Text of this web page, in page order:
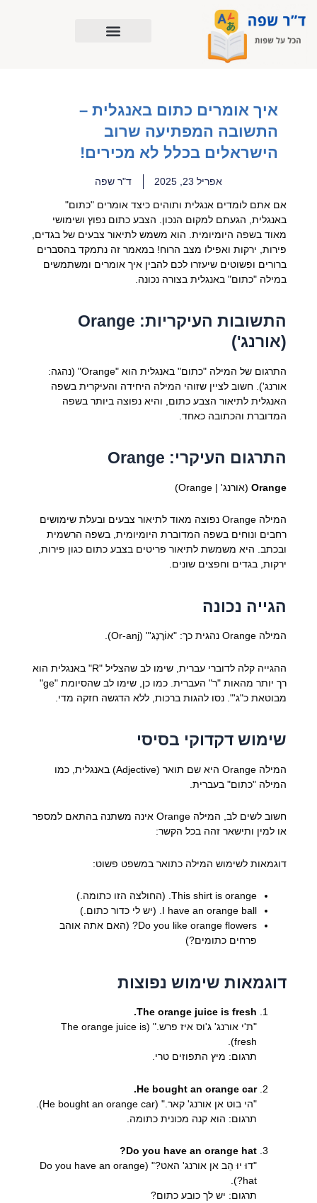
לתוכן
איך אומרים כתום באנגלית –
התשובה המפתיעה שרוב
הישראלים בכלל לא מכירים!
אפריל 23, 2025 ד"ר שפה
אם אתם לומדים אנגלית ותוהים כיצד אומרים "כתום"
באנגלית, הגעתם למקום הנכון. הצבע כתום נפוץ ושימושי
מאוד בשפה היומיומית. הוא משמש לתיאור צבעים של בגדים,
פירות, ירקות ואפילו מצב הרוח! במאמר זה נתמקד בהסברים
ברורים ופשוטים שיעזרו לכם להבין איך אומרים ומשתמשים
במילה "כתום" באנגלית בצורה נכונה.
התשובות העיקריות: Orange
(אורנג')
התרגום של המילה "כתום" באנגלית הוא "Orange" (נהגה:
אורנג'). חשוב לציין שזוהי המילה היחידה והעיקרית בשפה
האנגלית לתיאור הצבע כתום, והיא נפוצה ביותר בשפה
המדוברת והכתובה כאחד.
התרגום העיקרי: Orange
Orange(אורנג' | Orange)
המילה Orange נפוצה מאוד לתיאור צבעים ובעלת שימושים
רחבים ונוחים בשפה המדוברת היומיומית, בשפה הרשמית
ובכתב. היא משמשת לתיאור פריטים בצבע כתום כגון פירות,
ירקות, בגדים וחפצים שונים.
הגייה נכונה
המילה Orange נהגית כך: "אוֹרֶנְג'" (Or-anj).
ההגייה קלה לדוברי עברית, שימו לב שהצליל "R" באנגלית הוא
רך יותר מהאות "ר" העברית. כמו כן, שימו לב שהסיומת "ge"
מבוטאת כ"ג'". נסו להגות ברכות, ללא הדגשה חזקה מדי.
שימוש דקדוקי בסיסי
המילה Orange היא שם תואר (Adjective) באנגלית, כמו
המילה "כתום" בעברית.
חשוב לשים לב, המילה Orange אינה משתנה בהתאם למספר
או למין ותישאר זהה בכל הקשר:
דוגמאות לשימוש המילה כתואר במשפט פשוט:
This shirt is orange. (החולצה הזו כתומה.)
I have an orange ball. (יש לי כדור כתום.)
Do you like orange flowers? (האם אתה אוהב
פרחים כתומים?)
דוגמאות שימוש נפוצות
The orange juice is fresh.
"ת'י אורנג' ג'וס איז פרש." (The orange juice is
fresh).
תרגום: מיץ התפוזים טרי.
He bought an orange car.
"הי בוט אן אורנג' קאר." (He bought an orange car).
תרגום: הוא קנה מכונית כתומה.
Do you have an orange hat?
"דוּ יוּ הֵב אן אורנג' האט?" (Do you have an orange
hat?).
תרגום: יש לך כובע כתום?